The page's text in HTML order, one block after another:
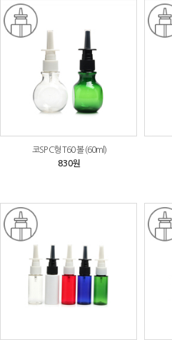
코SP C형 T60 볼 (60ml)
830원